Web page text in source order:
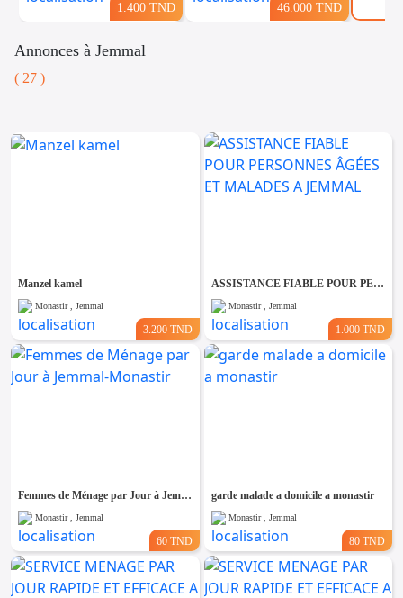
Voitures
Informatique
Multimedia
1.400 TND 46.000 TND
Annonces à Jemmal
( 27 )
Manzel kamel
Monastir , Jemmal
3.200 TND
ASSISTANCE FIABLE POUR PERSONNES ÂGÉES ET MALADES A JEMMAL
Monastir , Jemmal
1.000 TND
Femmes de Ménage par Jour à Jemmal-Monastir
Monastir , Jemmal
60 TND
garde malade a domicile a monastir
Monastir , Jemmal
80 TND